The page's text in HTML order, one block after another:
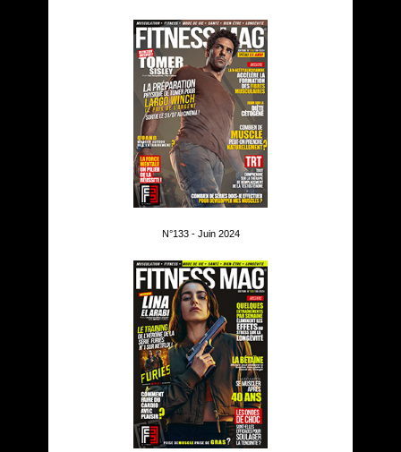
N°133 - Juin 2024